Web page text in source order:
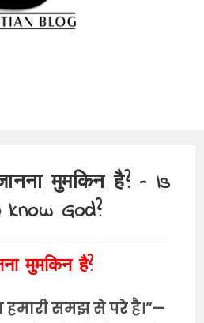
मुमकिन है? – Is
God?
मुमकिन है?
हमारी समझ से परे है।”—